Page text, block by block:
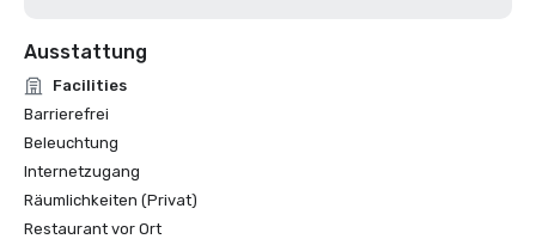
Ausstattung
Facilities
Barrierefrei
Beleuchtung
Internetzugang
Räumlichkeiten (Privat)
Restaurant vor Ort